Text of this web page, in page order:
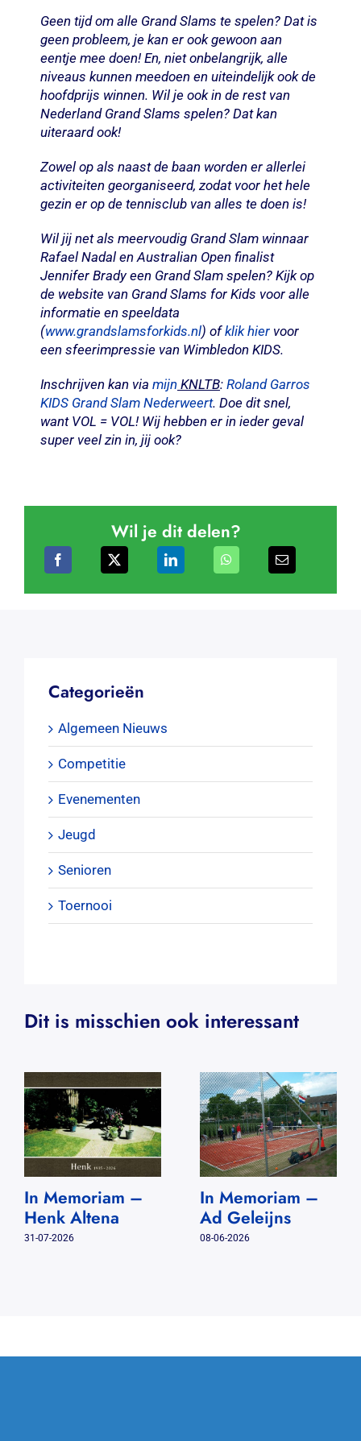
Geen tijd om alle Grand Slams te spelen? Dat is
geen probleem, je kan er ook gewoon aan
eentje mee doen! En, niet onbelangrijk, alle
niveaus kunnen meedoen en uiteindelijk ook de
hoofdprijs winnen. Wil je ook in de rest van
Nederland Grand Slams spelen? Dat kan
uiteraard ook!
Zowel op als naast de baan worden er allerlei
activiteiten georganiseerd, zodat voor het hele
gezin er op de tennisclub van alles te doen is!
Wil jij net als meervoudig Grand Slam winnaar
Rafael Nadal en Australian Open finalist
Jennifer Brady een Grand Slam spelen? Kijk op
de website van Grand Slams for Kids voor alle
informatie en speeldata
(www.grandslamsforkids.nl) ofklik hiervoor
een sfeerimpressie van Wimbledon KIDS.
Inschrijven kan via mijnKNLTB: Roland Garros
KIDS Grand Slam Nederweert. Doe dit snel,
want VOL = VOL! Wij hebben er in ieder geval
super veel zin in, jij ook?
Wil je dit delen?
Categorieën
Algemeen Nieuws
Competitie
Evenementen
Jeugd
Senioren
Toernooi
Dit is misschien ook interessant
In Memoriam –
Henk Altena
31-07-2026
In Memoriam –
Ad Geleijns
08-06-2026